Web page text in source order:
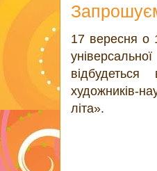
17 вересня о
художників-
літа».